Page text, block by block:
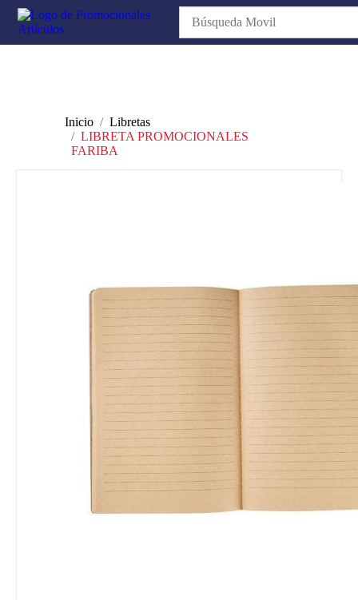
Inicio
Libretas
LIBRETA PROMOCIONALES
FARIBA